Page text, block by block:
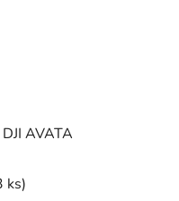
AVATA
ks)